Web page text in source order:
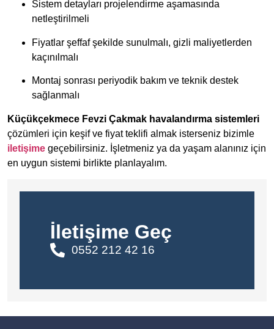
İletişime Geç
0552 212 42 16
Sistem detayları projelendirme aşamasında
netleştirilmeli
Fiyatlar şeffaf şekilde sunulmalı, gizli maliyetlerden
kaçınılmalı
Montaj sonrası periyodik bakım ve teknik destek
sağlanmalı
Küçükçekmece Fevzi Çakmak havalandırma sistemleri
çözümleri için keşif ve fiyat teklifi almak isterseniz bizimle
iletişime geçebilirsiniz. İşletmeniz ya da yaşam alanınız için
en uygun sistemi birlikte planlayalım.